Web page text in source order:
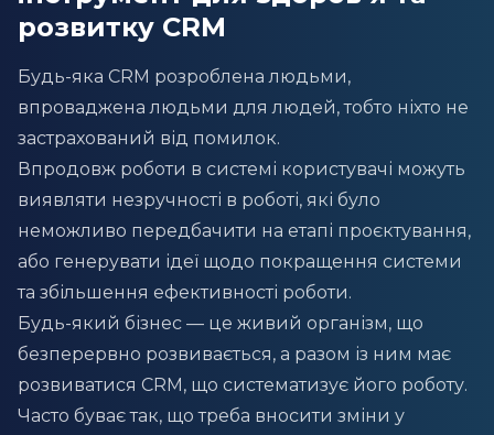
розвитку CRM
Будь-яка CRM розроблена людьми,
впроваджена людьми для людей, тобто ніхто не
застрахований від помилок.
Впродовж роботи в системі користувачі можуть
виявляти незручності в роботі, які було
неможливо передбачити на етапі проєктування,
або генерувати ідеї щодо покращення системи
та збільшення ефективності роботи.
Будь-який бізнес — це живий організм, що
безперервно розвивається, а разом із ним має
розвиватися CRM, що систематизує його роботу.
Часто буває так, що треба вносити зміни у